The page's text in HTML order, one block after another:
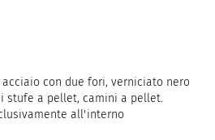
con due fori, verniciato nero
stufe a pellet, camini a pellet.
all'interno